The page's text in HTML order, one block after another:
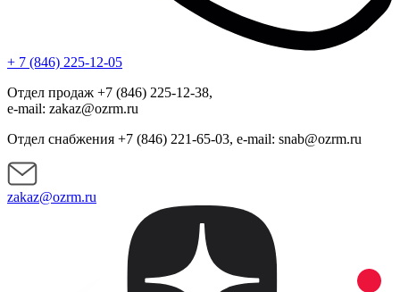
+ 7 (846) 225-12-05
Отдел продаж +7 (846) 225-12-38,
e-mail: zakaz@ozrm.ru
Отдел снабжения +7 (846) 221-65-03, e-mail: snab@ozrm.ru
zakaz@ozrm.ru